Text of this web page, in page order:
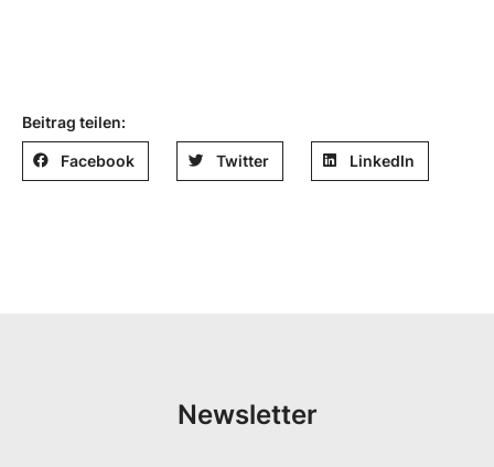
Beitrag teilen:
Facebook Twitter LinkedIn
Newsletter